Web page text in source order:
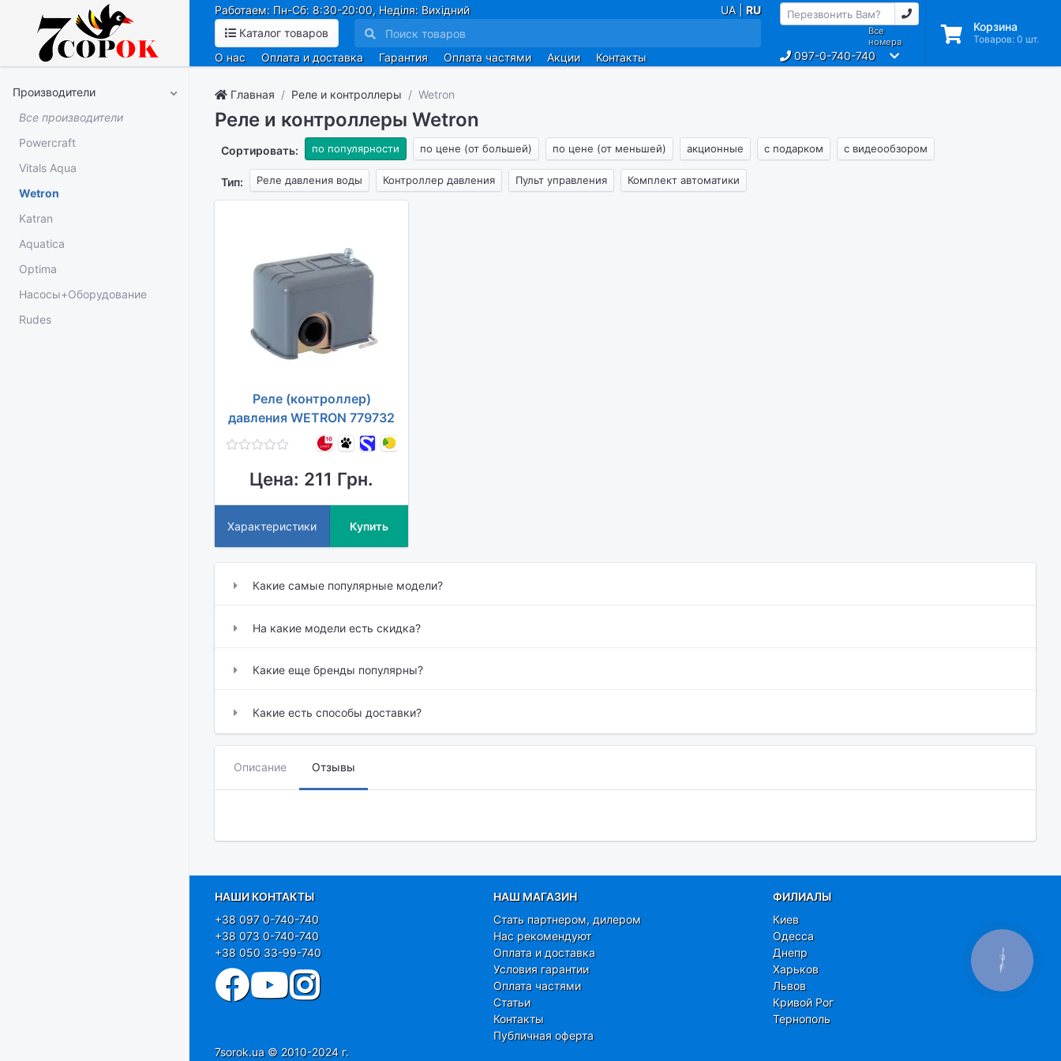
Работаем: Пн-Сб: 8:30-20:00, Неділя: Вихідний UA | RU
Каталог товаров
О нас
Оплата и доставка Гарантия Оплата частями Акции Контакты
Все
номера
097-0-740-740
Корзина
Товаров: 0 шт.
Производители
Все производители
Powercraft
Vitals Aqua
Wetron
Katran
Aquatica
Optima
Насосы+Оборудование
Rudes
Главная Реле и контроллеры Wetron
Реле и контроллеры Wetron
Сортировать: по популярности по цене (от большей) по цене (от меньшей) акционные с подарком с видеообзором
Тип: Реле давления воды Контроллер давления Пульт управления Комплект автоматики
Реле (контроллер)
давления WETRON 779732
Цена: 211 Грн.
Характеристики Купить
Какие самые популярные модели?
На какие модели есть скидка?
Какие еще бренды популярны?
Какие есть способы доставки?
Описание Отзывы
НАШИ КОНТАКТЫ
+38 097 0-740-740
+38 073 0-740-740
+38 050 33-99-740
НАШ МАГАЗИН
Стать партнером, дилером
Нас рекомендуют
Оплата и доставка
Условия гарантии
Оплата частями
Статьи
Контакты
Публичная оферта
ФИЛИАЛЫ
Киев
Одесса
Днепр
Харьков
Львов
Кривой Рог
Тернополь
7sorok.ua © 2010-2024 г.
КНОПКА
ЗВ'ЯЗКУ